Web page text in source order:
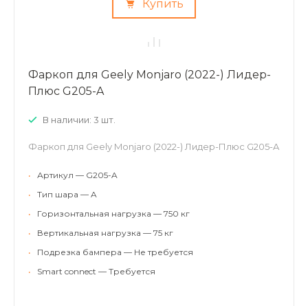
Купить
Фаркоп для Geely Monjaro (2022-) Лидер-
Плюс G205-A
В наличии: 3 шт.
Фаркоп для Geely Monjaro (2022-) Лидер-Плюс G205-A
•
Артикул — G205-A
•
Тип шара — A
•
Горизонтальная нагрузка — 750 кг
•
Вертикальная нагрузка — 75 кг
•
Подрезка бампера — Не требуется
•
Smart connect — Требуется